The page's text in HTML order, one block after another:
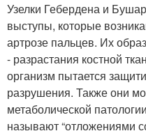
Узелки Гебердена и
выступы, которые
артрозе пальцев. Их
- разрастания костной
организм пытается
разрушения. Также они
метаболической
называют “отложениями